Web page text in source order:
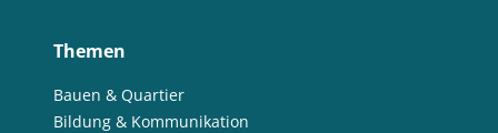
Themen
Bauen & Quartier
Bildung & Kommunikation